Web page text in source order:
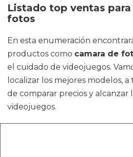
Listado top ventas para
fotos
En esta enumeración
productos como camara de
el cuidado de videojuegos.
localizar los mejores modelos,
de comparar precios y alcanzar
videojuegos.